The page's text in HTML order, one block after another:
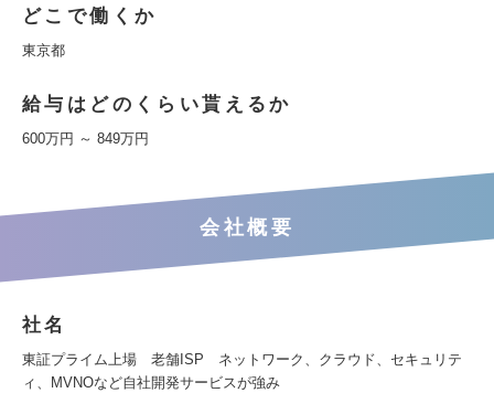
どこで働くか
東京都
給与はどのくらい貰えるか
600万円 ～ 849万円
会社概要
社名
東証プライム上場 老舗ISP ネットワーク、クラウド、セキュリテ
ィ、MVNOなど自社開発サービスが強み